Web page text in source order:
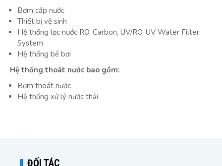
Bơm cấp nước
Thiết bị vệ sinh
Hệ thống lọc nước RO, Carbon, UV/RO, UV Water Filter
System
Hệ thống bể bơi
Hệ thống thoát nước bao gồm:
Bơm thoát nước
Hệ thống xử lý nước thải
ĐỐI TÁC